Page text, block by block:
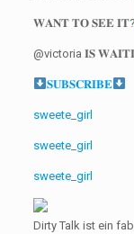
𝐖𝐀𝐍𝐓 𝐓𝐎 𝐒𝐄𝐄 𝐈𝐓?
@victoria 𝐈𝐒
𝐒𝐔𝐁𝐒𝐂𝐑𝐈𝐁𝐄
sweete_girl
sweete_girl
sweete_girl
Dirty Talk ist ein